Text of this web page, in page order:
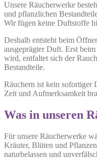
Unsere Räucherwerke
und pflanzlichen
Wir fügen keine Duftstoffe
Deshalb entsteht beim
ausgeprägter Duft. Erst
wird, entfaltet sich der
Bestandteile.
Räuchern ist kein sofortiger
Zeit und Aufmerksamkeit
Was in unseren
Für unsere Räucherwerke
Kräuter, Blüten und
naturbelassen und